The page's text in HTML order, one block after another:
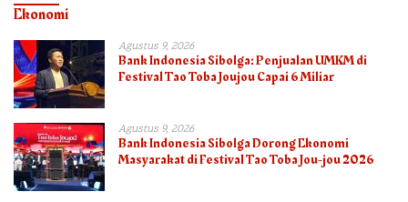
Ekonomi
Agustus 9, 2026
Bank Indonesia Sibolga: Penjualan UMKM di
Festival Tao Toba Joujou Capai 6 Miliar
Agustus 9, 2026
Bank Indonesia Sibolga Dorong Ekonomi
Masyarakat di Festival Tao Toba Jou-jou 2026